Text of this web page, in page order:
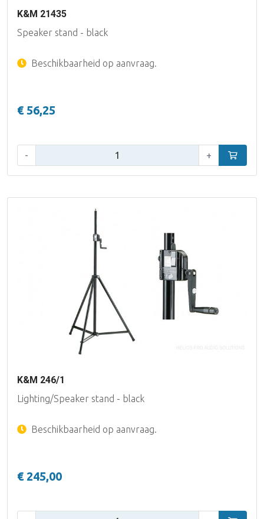
K&M 21435
Speaker stand - black
Beschikbaarheid op aanvraag.
€ 56,25
- + In
K&M 246/1
Lighting/Speaker stand - black
Beschikbaarheid op aanvraag.
€ 245,00